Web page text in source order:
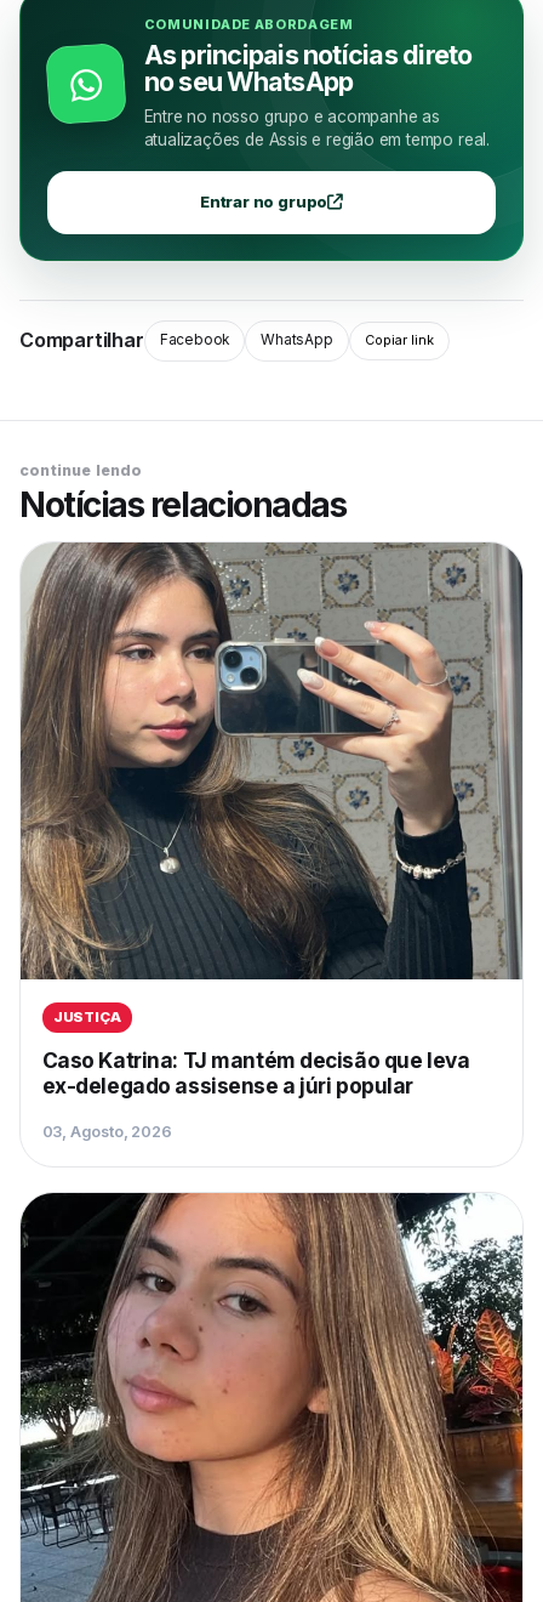
COMUNIDADE ABORDAGEM
As principais notícias direto
no seu WhatsApp
Entre no nosso grupo e acompanhe as
atualizações de Assis e região em tempo real.
Entrar no grupo
Compartilhar Facebook WhatsApp Copiar link
continue lendo
Notícias relacionadas
JUSTIÇA
Caso Katrina: TJ mantém decisão que leva
ex-delegado assisense a júri popular
03, Agosto, 2026